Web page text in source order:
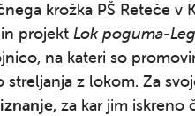
krožka PŠ Reteče v
projekt Lok poguma-
na kateri so
z lokom. Za
, za kar jim iskreno